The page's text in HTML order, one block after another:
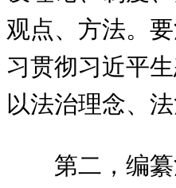
观点、方法。
习贯彻习近平
以法治理念、
第二，编